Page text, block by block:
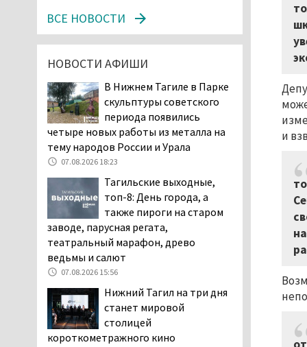
и
06.08.2026 13:02
В Нижнем Тагиле на три
электросамокаты
06.08.2026 11:41
«Я уверен, это бельевая
вошь». Родители 10-
летней девочки
пожаловались на кровососущих
паразитов, которые искусали их
ребёнка в детской больнице
Нижнего Тагила
05.08.2026 17:59
Директора уральского
предприятия по
производству дронов
«Упырь» подорвали в автомобиле
под Екатеринбургом
05.08.2026 17:05
Эксперты назвали
причины массового мора
ВСЕ НОВОСТИ
НОВОСТИ АФИШИ
В Нижнем Тагиле в Парке
скульптуры советского
периода появились
четыре новых работы из металла на
тему народов России и Урала
07.08.2026 18:23
Тагильские выходные,
топ-8: День города, а
также пироги на старом
заводе, парусная регата,
театральный марафон, древо
ведьмы и салют
07.08.2026 15:56
Нижний Тагил на три дня
станет мировой
столицей
короткометражного кино